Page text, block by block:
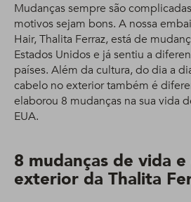
Mudanças sempre são
motivos sejam bons. A nossa
Hair, Thalita Ferraz, está de
Estados Unidos e já sentiu a
países. Além da cultura, do dia a
cabelo no exterior também é
elaborou 8 mudanças na sua vida
EUA.
8 mudanças de vida
exterior da Thalita